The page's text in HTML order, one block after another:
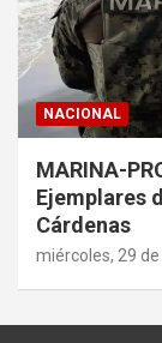
NACIONAL
MARINA-
Ejemplares
Cárdenas
miércoles, 29